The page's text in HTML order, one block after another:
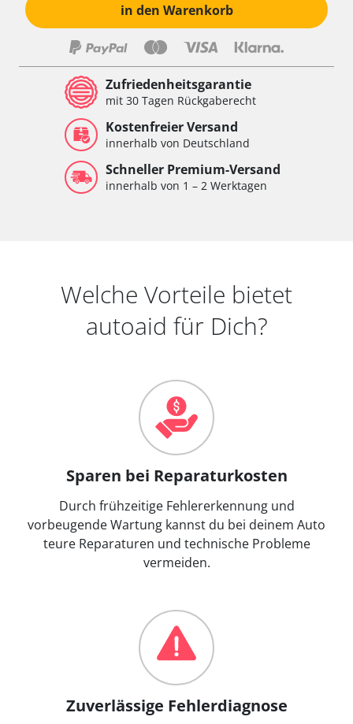
in den Warenkorb
Zufriedenheitsgarantie
mit 30 Tagen Rückgaberecht
Kostenfreier Versand
innerhalb von Deutschland
Schneller Premium-Versand
innerhalb von 1 – 2 Werktagen
Welche Vorteile bietet
autoaid für Dich?
Sparen bei Reparaturkosten
Durch frühzeitige Fehlererkennung und
vorbeugende Wartung kannst du bei deinem Auto
teure Reparaturen und technische Probleme
vermeiden.
Zuverlässige Fehlerdiagnose